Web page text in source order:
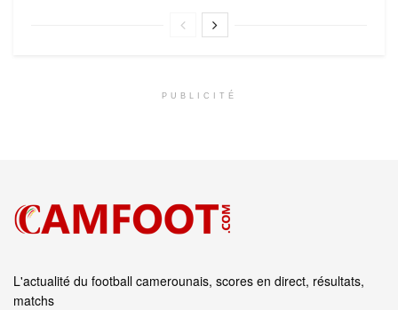
PUBLICITÉ
L'actualité du football camerounais, scores en direct, résultats,
matchs